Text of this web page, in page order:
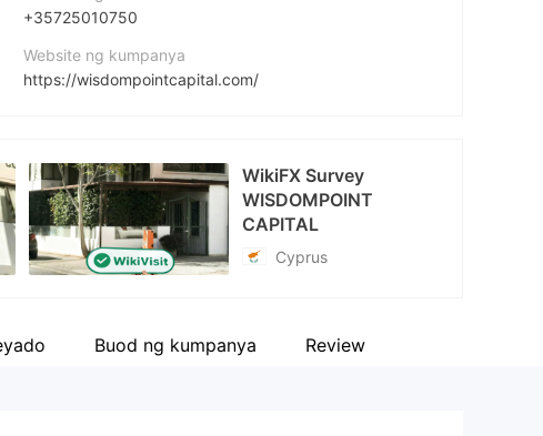
+35725010750
Website ng kumpanya
https://wisdompointcapital.com/
WikiFX Survey
WISDOMPOINT
CAPITAL
Cyprus
Buod ng kumpanya Review